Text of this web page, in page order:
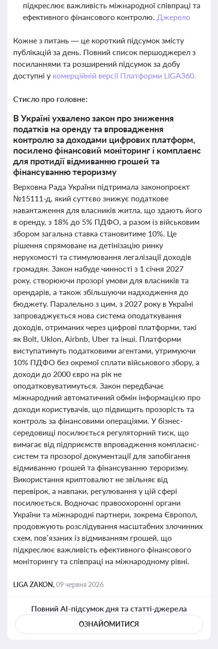
підкреслює важливість міжнародної співпраці та
ефективного фінансового контролю. Джерело
Кожне з питань — це короткий підсумок змісту
публікацій за день. Повний список першоджерел з
посиланнями та розширений підсумок за добу
доступні у комерційній версії Платформи LIGA360.
Стисло про головне:
В Україні ухвалено закон про зниження
податків на оренду та впровадження
контролю за доходами цифрових платформ,
посилено фінансовий моніторинг і комплаєнс
для протидії відмиванню грошей та
фінансуванню тероризму
Верховна Рада України підтримала законопроєкт
№15111-д, який суттєво знижує податкове
навантаження для власників житла, що здають його
в оренду, з 18% до 5% ПДФО, а разом із військовим
збором загальна ставка становитиме 10%. Це
рішення спрямоване на детінізацію ринку
нерухомості та стимулювання легалізації доходів
громадян. Закон набуде чинності з 1 січня 2027
року, створюючи прозорі умови для власників та
орендарів, а також збільшуючи надходження до
бюджету. Паралельно з цим, з 2027 року в Україні
запроваджується нова система оподаткування
доходів, отриманих через цифрові платформи, такі
як Bolt, Uklon, Airbnb, Uber та інші. Платформи
виступатимуть податковими агентами, утримуючи
10% ПДФО без окремої сплати військового збору, а
доходи до 2000 євро на рік не
оподатковуватимуться. Закон передбачає
міжнародний автоматичний обмін інформацією про
доходи користувачів, що підвищить прозорість та
контроль за фінансовими операціями. У бізнес-
середовищі посилюється регуляторний тиск, що
вимагає від підприємств впровадження комплаєнс-
систем та прозорої документації для запобігання
відмиванню грошей та фінансуванню тероризму.
Використання криптовалют не звільняє від
перевірок, а навпаки, регулювання у цій сфері
посилюється. Водночас правоохоронні органи
України та міжнародні партнери, зокрема Європол,
продовжують розслідування масштабних злочинних
схем, пов’язаних із відмиванням грошей, що
підкреслює важливість ефективного фінансового
моніторингу та співпраці на міжнародному рівні.
LIGA ZAKON,09 червня 2026
Повний AI-підсумок дня та статті-джерела
ОЗНАЙОМИТИСЯ